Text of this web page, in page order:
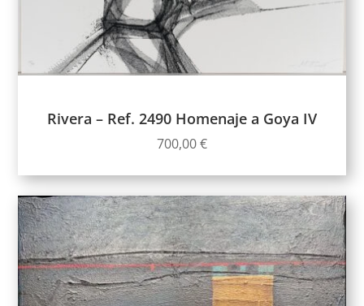
Rivera – Ref. 2490 Homenaje a Goya IV
700,00€